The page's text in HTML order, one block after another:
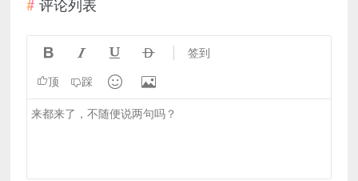
评论列表
    签到
顶 踩  